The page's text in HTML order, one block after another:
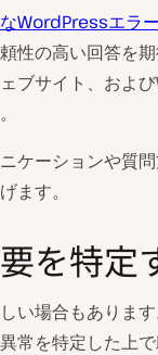
WordPressエラー
性の高い回答を
ブサイト、およ
ケーションや質
ます。
を特定
い場合もありま
常を特定した上